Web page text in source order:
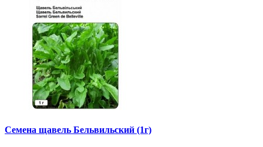
Семена щавель Бельвильский (1г)